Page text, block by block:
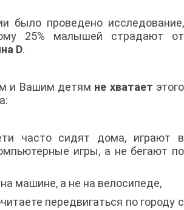
было проведено исследование,
25% малышей страдают от
D.
и Вашим детям не хватает этого
часто сидят дома, играют в
игры, а не бегают по
машине, а не на велосипеде,
передвигаться по городу с